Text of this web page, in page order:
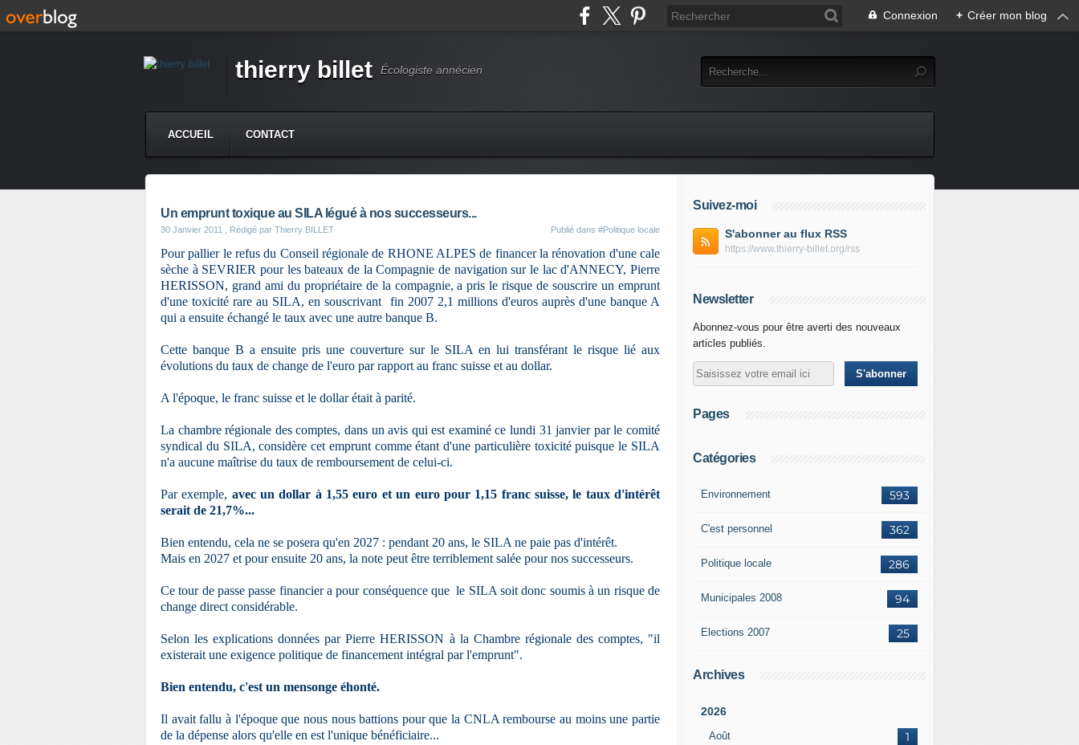
Connexion + Créer mon blog
thierry billet Écologiste annécien
ACCUEIL CONTACT
Un emprunt toxique au SILA légué à nos successeurs...
30 Janvier 2011 , Rédigé par Thierry BILLET Publié dans #Politique locale
Pour pallier le refus du Conseil régionale de RHONE ALPES de financer la rénovation d'une cale
sèche à SEVRIER pour les bateaux de la Compagnie de navigation sur le lac d'ANNECY, Pierre
HERISSON, grand ami du propriétaire de la compagnie, a pris le risque de souscrire un emprunt
d'une toxicité rare au SILA, en souscrivant
fin 2007 2,1 millions d'euros auprès d'une banque A
qui a ensuite échangé le taux avec une autre banque B.
Cette banque B a ensuite pris une couverture sur le SILA en lui transférant le risque lié aux
évolutions du taux de change de l'euro par rapport au franc suisse et au dollar.
A l'époque, le franc suisse et le dollar était à parité.
La chambre régionale des comptes, dans un avis qui est examiné ce lundi 31 janvier par le comité
syndical du SILA, considère cet emprunt comme étant d'une particulière toxicité puisque le SILA
n'a aucune maîtrise du taux de remboursement de celui-ci.
Par exemple, avec un dollar à 1,55 euro et un euro pour 1,15 franc suisse, le taux d'intérêt
serait de 21,7%...
Bien entendu, cela ne se posera qu'en 2027 : pendant 20 ans, le SILA ne paie pas d'intérêt.
Mais en 2027 et pour ensuite 20 ans, la note peut être terriblement salée pour nos successeurs.
Ce tour de passe passe financier a pour conséquence que le SILA soit donc soumis à un risque de
change direct considérable.
Selon les explications données par Pierre HERISSON à la Chambre régionale des comptes, "il
existerait une exigence politique de financement intégral par l'emprunt".
Bien entendu, c'est un mensonge éhonté.
Il avait fallu à l'époque que nous nous battions pour que la CNLA rembourse au moins une partie
de la dépense alors qu'elle en est l'unique bénéficiaire...
Suivez-moi
S'abonner au flux RSS
https://www.thierry-billet.org/rss
Newsletter
Abonnez-vous pour être averti des nouveaux
articles publiés.
Pages
Catégories
593
Environnement
362
C'est personnel
286
Politique locale
94
Municipales 2008
25
Elections 2007
Archives
2026
Août 1